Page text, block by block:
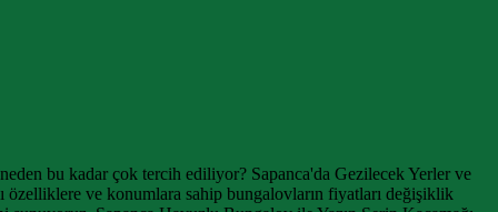
bu kadar çok tercih ediliyor? Sapanca'da Gezilecek Yerler ve
ve konumlara sahip bungalovların fiyatları değişiklik